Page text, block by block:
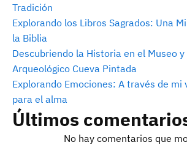
Tradición
Explorando los Libros Sagrados: Una
la Biblia
Descubriendo la Historia en el Museo y
Arqueológico Cueva Pintada
Explorando Emociones: A través de mi
para el alma
Últimos
No hay comentarios que